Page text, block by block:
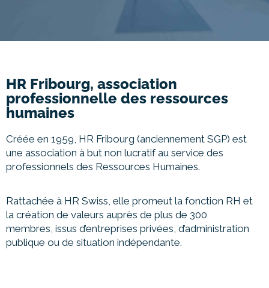
HR Fribourg, association
professionnelle des ressources
humaines
Créée en 1959, HR Fribourg (anciennement SGP) est
une association à but non lucratif au service des
professionnels des Ressources Humaines.
Rattachée à HR Swiss, elle promeut la fonction RH et
la création de valeurs auprès de plus de 300
membres, issus d’entreprises privées, d’administration
publique ou de situation indépendante.